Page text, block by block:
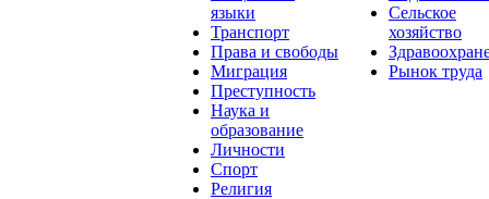
языки
Транспорт
Права и свободы
Миграция
Преступность
Наука и
образование
Личности
Спорт
Религия
Сельское
хозяйство
Рынок труда